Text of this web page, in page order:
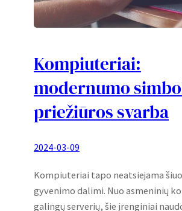
Kompiuteriai:
modernumo
priežiūros svarba
2024-03-09
Kompiuteriai tapo neatsiejama
gyvenimo dalimi. Nuo asmeninių
galingų serverių, šie įrenginiai